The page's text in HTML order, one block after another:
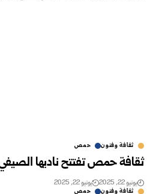
ثقافة وفنون حمص
ثقافة حمص تفتتح ناديها
يونيو 22, 2025 يونيو 22, 2025
ثقافة وفنون حمص